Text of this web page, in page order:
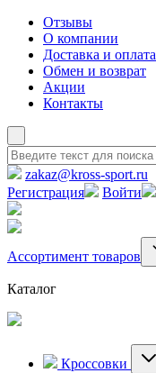
Отзывы
О компании
Доставка и оплата
Обмен и возврат
Акции
Контакты
zakaz@kross-sport.ru
Регистрация
Войти
Ассортимент товаров
Каталог
Кроссовки